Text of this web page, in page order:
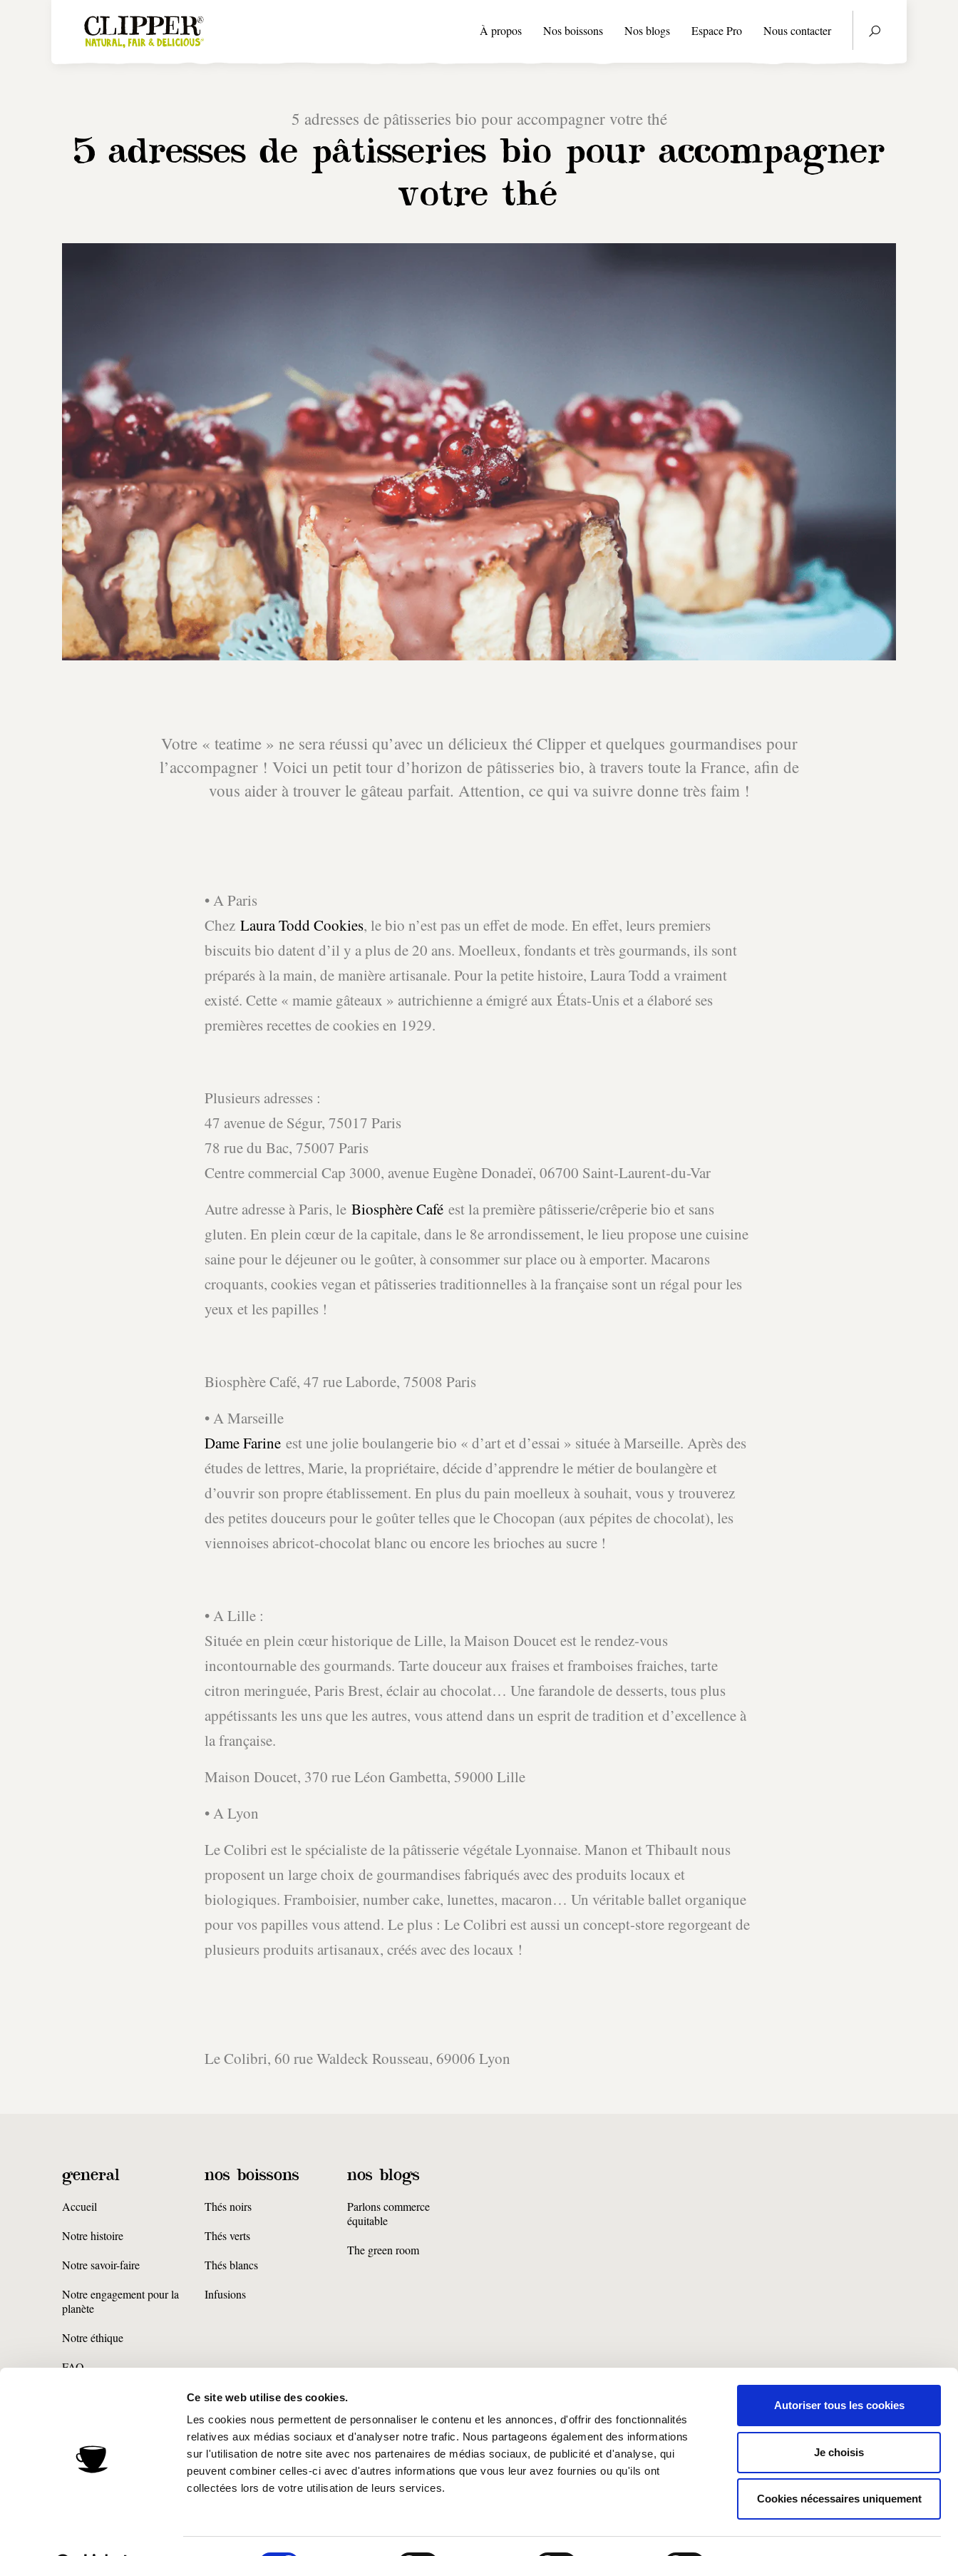
Ce site web utilise des cookies.
Les cookies nous permettent de personnaliser le contenu et les annonces, d'offrir des fonctionnalités
relatives aux médias sociaux et d'analyser notre trafic. Nous partageons également des informations
sur l'utilisation de notre site avec nos partenaires de médias sociaux, de publicité et d'analyse, qui
peuvent combiner celles-ci avec d'autres informations que vous leur avez fournies ou qu'ils ont
collectées lors de votre utilisation de leurs services.
Autoriser tous les cookies
Je choisis
Cookies nécessaires uniquement
À propos Nos boissons Nos blogs Espace Pro Nous contacter
5 adresses de pâtisseries bio pour accompagner votre thé
5 adresses de pâtisseries bio pour accompagner
votre thé
Votre « teatime » ne sera réussi qu’avec un délicieux thé Clipper et quelques gourmandises pour
l’accompagner ! Voici un petit tour d’horizon de pâtisseries bio, à travers toute la France, afin de
vous aider à trouver le gâteau parfait. Attention, ce qui va suivre donne très faim !
• A Paris
Chez Laura Todd Cookies, le bio n’est pas un effet de mode. En effet, leurs premiers
biscuits bio datent d’il y a plus de 20 ans. Moelleux, fondants et très gourmands, ils sont
préparés à la main, de manière artisanale. Pour la petite histoire, Laura Todd a vraiment
existé. Cette « mamie gâteaux » autrichienne a émigré aux États-Unis et a élaboré ses
premières recettes de cookies en 1929.
Plusieurs adresses :
47 avenue de Ségur, 75017 Paris
78 rue du Bac, 75007 Paris
Centre commercial Cap 3000, avenue Eugène Donadeï, 06700 Saint-Laurent-du-Var
Autre adresse à Paris, le Biosphère Café est la première pâtisserie/crêperie bio et sans
gluten. En plein cœur de la capitale, dans le 8e arrondissement, le lieu propose une cuisine
saine pour le déjeuner ou le goûter, à consommer sur place ou à emporter. Macarons
croquants, cookies vegan et pâtisseries traditionnelles à la française sont un régal pour les
yeux et les papilles !
Biosphère Café, 47 rue Laborde, 75008 Paris
• A Marseille
Dame Farine est une jolie boulangerie bio « d’art et d’essai » située à Marseille. Après des
études de lettres, Marie, la propriétaire, décide d’apprendre le métier de boulangère et
d’ouvrir son propre établissement. En plus du pain moelleux à souhait, vous y trouverez
des petites douceurs pour le goûter telles que le Chocopan (aux pépites de chocolat), les
viennoises abricot-chocolat blanc ou encore les brioches au sucre !
• A Lille :
Située en plein cœur historique de Lille, la Maison Doucet est le rendez-vous
incontournable des gourmands. Tarte douceur aux fraises et framboises fraiches, tarte
citron meringuée, Paris Brest, éclair au chocolat… Une farandole de desserts, tous plus
appétissants les uns que les autres, vous attend dans un esprit de tradition et d’excellence à
la française.
Maison Doucet, 370 rue Léon Gambetta, 59000 Lille
• A Lyon
Le Colibri est le spécialiste de la pâtisserie végétale Lyonnaise. Manon et Thibault nous
proposent un large choix de gourmandises fabriqués avec des produits locaux et
biologiques. Framboisier, number cake, lunettes, macaron… Un véritable ballet organique
pour vos papilles vous attend. Le plus : Le Colibri est aussi un concept-store regorgeant de
plusieurs produits artisanaux, créés avec des locaux !
Le Colibri, 60 rue Waldeck Rousseau, 69006 Lyon
general
Accueil
Notre histoire
Notre savoir-faire
Notre engagement pour la
planète
Notre éthique
FAQ
nos boissons
Thés noirs
Thés verts
Thés blancs
Infusions
nos blogs
Parlons commerce
équitable
The green room
sélectionnez un pays: België (NL) Belgique (FR) Deutschland España Nederland Suomi Sverige 日本
politique de confidentialité politique de cookies
ecotone.bio